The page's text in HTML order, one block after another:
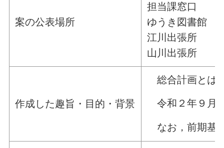
案の公表場所
担当課窓口
ゆうき図書館
江川出張所
山川出張所
作成した趣旨・目的・背景
総合計画とは
令和２年９月
なお，前期基